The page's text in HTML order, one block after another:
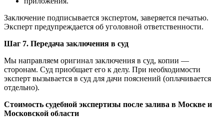
Заключение подписывается экспертом, заверяется печатью.
Эксперт предупреждается об уголовной ответственности.
Шаг 7. Передача заключения в суд
Мы направляем оригинал заключения в суд, копии —
сторонам. Суд приобщает его к делу. При необходимости
эксперт вызывается в суд для дачи пояснений (оплачивается
отдельно).
Стоимость судебной экспертизы после залива в Москве и
Московской области